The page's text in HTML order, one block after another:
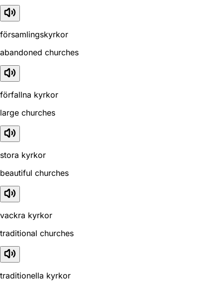
församlingskyrkor
abandoned churches
förfallna kyrkor
large churches
stora kyrkor
beautiful churches
vackra kyrkor
traditional churches
traditionella kyrkor